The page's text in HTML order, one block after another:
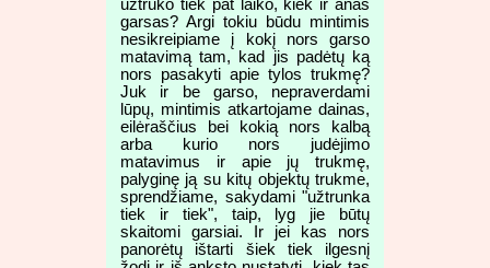
užtruko tiek pat laiko, kiek ir anas
garsas? Argi tokiu būdu mintimis
nesikreipiame į kokį nors garso
matavimą tam, kad jis padėtų ką
nors pasakyti apie tylos trukmę?
Juk ir be garso, nepraverdami
lūpų, mintimis atkartojame dainas,
eilėraščius bei kokią nors kalbą
arba kurio nors judėjimo
matavimus ir apie jų trukmę,
palyginę ją su kitų objektų trukme,
sprendžiame, sakydami "užtrunka
tiek ir tiek", taip, lyg jie būtų
skaitomi garsiai. Ir jei kas nors
panorėtų ištarti šiek tiek ilgesnį